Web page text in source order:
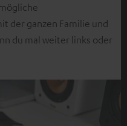
der ganzen Familie und
du mal weiter links oder